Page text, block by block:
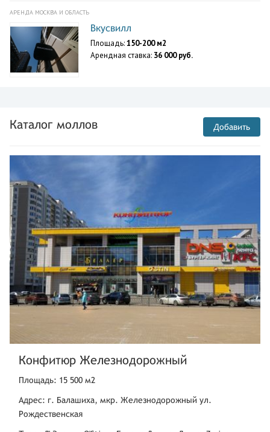
АРЕНДА МОСКВА И ОБЛАСТЬ
Вкусвилл
Площадь:150-200 м2
Арендная ставка: 36 000 руб.
Каталог моллов Добавить
Конфитюр Железнодорожный
Площадь: 15 500 м2
Адрес: г. Балашиха, мкр. Железнодорожный ул.
Рождественская